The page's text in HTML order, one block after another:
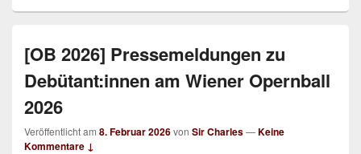
[OB 2026] Pressemeldungen zu
Debütant:innen am Wiener Opernball
2026
Veröffentlicht am 8. Februar 2026von Sir Charles—Keine
Kommentare ↓